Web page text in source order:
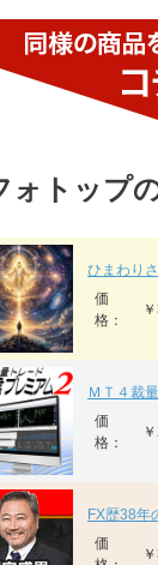
ォトップ
ひまわり
価
格：
ＭＴ４裁
価
格：
FX歴38年
価